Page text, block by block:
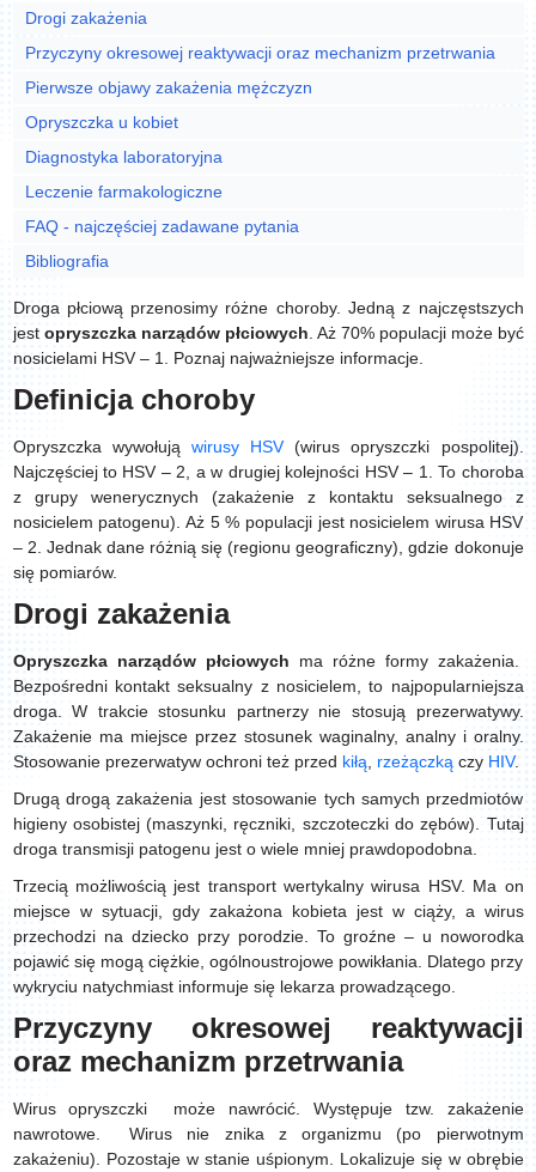
Drogi zakażenia
Przyczyny okresowej reaktywacji oraz mechanizm przetrwania
Pierwsze objawy zakażenia mężczyzn
Opryszczka u kobiet
Diagnostyka laboratoryjna
Leczenie farmakologiczne
FAQ - najczęściej zadawane pytania
Bibliografia
Droga płciową przenosimy różne choroby. Jedną z najczęstszych
jest opryszczka narządów płciowych . Aż 70% populacji może być
nosicielami HSV – 1. Poznaj najważniejsze informacje.
Definicja choroby
Opryszczka wywołują wirusy HSV(wirus opryszczki pospolitej).
Najczęściej to HSV – 2, a w drugiej kolejności HSV – 1. To choroba
z grupy wenerycznych (zakażenie z kontaktu seksualnego z
nosicielem patogenu). Aż 5 % populacji jest nosicielem wirusa HSV
– 2. Jednak dane różnią się (regionu geograficzny), gdzie dokonuje
się pomiarów.
Drogi zakażenia
Opryszczka narządów płciowych ma różne formy zakażenia.
Bezpośredni kontakt seksualny z nosicielem, to najpopularniejsza
droga. W trakcie stosunku partnerzy nie stosują prezerwatywy.
Zakażenie ma miejsce przez stosunek waginalny, analny i oralny.
Stosowanie prezerwatyw ochroni też przed kiłą rzeżączką czy HIV.
Drugą drogą zakażenia jest stosowanie tych samych przedmiotów
higieny osobistej (maszynki, ręczniki, szczoteczki do zębów). Tutaj
droga transmisji patogenu jest o wiele mniej prawdopodobna.
Trzecią możliwością jest transport wertykalny wirusa HSV. Ma on
miejsce w sytuacji, gdy zakażona kobieta jest w ciąży, a wirus
przechodzi na dziecko przy porodzie. To groźne – u noworodka
pojawić się mogą ciężkie, ogólnoustrojowe powikłania. Dlatego przy
wykryciu natychmiast informuje się lekarza prowadzącego.
Przyczyny okresowej reaktywacji
oraz mechanizm przetrwania
Wirus opryszczki może nawrócić. Występuje tzw. zakażenie
nawrotowe. Wirus nie znika z organizmu (po pierwotnym
zakażeniu). Pozostaje w stanie uśpionym. Lokalizuje się w obrębie